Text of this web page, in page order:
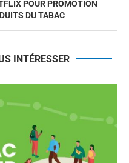
POUR PROMOTION
DU TABAC
INTÉRESSER